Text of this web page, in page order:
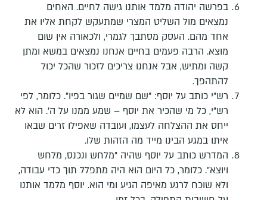
בפרשה יהודה מלמד אותנו גישה לחיים. האחים
נמצאים מול השליט המצרי שמתעקש לקחת אליו את
אחד מהם. העסק מסתבך לגמרי, ולכאורה אין שום
מוצא. הרבה פעמים בחיים אנחנו נמצאים במשא ומתן
קשה ומתיש, אבל אנחנו צריכים לזכור שהכל יכול
להתהפך.
רש"י כותב על יוסף: "שם שמיים שגור בפיו". כלומר, לפי
רש"י, כל מי שהכיר את יוסף – שמע ממנו על ה'. הוא לא
ייחס את ההצלחה לעצמו, ועובדה שאפילו זרים שבאו
איתו במגע הבינו מייד מה הזהות שלו.
המדרש כותב על יוסף שהיה "מלחש ונכנס, מלחש
ויוצא". כלומר, כל היום הוא היה מתפלל תוך כדי עבודה,
ולא שוכח לרגע מאיפה הגיע ומי הוא. יוסף מלמד אותנו